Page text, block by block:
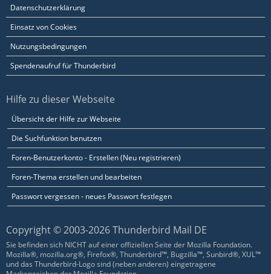
Datenschutzerklärung
Einsatz von Cookies
Nutzungsbedingungen
Spendenaufruf für Thunderbird
Hilfe zu dieser Webseite
Übersicht der Hilfe zur Webseite
Die Suchfunktion benutzen
Foren-Benutzerkonto - Erstellen (Neu registrieren)
Foren-Thema erstellen und bearbeiten
Passwort vergessen - neues Passwort festlegen
Copyright © 2003-2026 Thunderbird Mail DE
Sie befinden sich NICHT auf einer offiziellen Seite der Mozilla Foundation.
Mozilla®, mozilla.org®, Firefox®, Thunderbird™, Bugzilla™, Sunbird®, XUL™
und das Thunderbird-Logo sind (neben anderen) eingetragene